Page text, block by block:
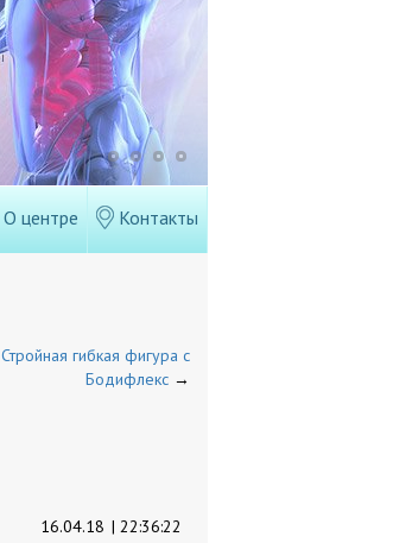
О центре Контакты
Стройная гибкая фигура с
Бодифлекс →
| 22:36:22
16.04.18